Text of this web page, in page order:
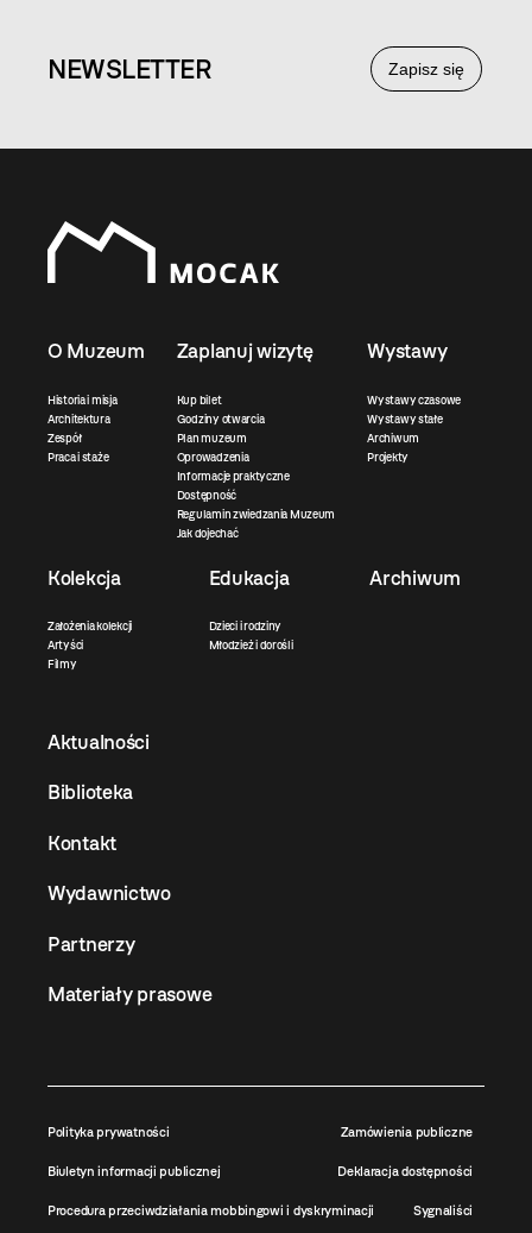
Zapisz się
NEWSLETTER
O Muzeum
Historia i misja
Architektura
Zespół
Praca i staże
Zaplanuj wizytę
Kup bilet
Godziny otwarcia
Plan muzeum
Oprowadzenia
Informacje praktyczne
Dostępność
Regulamin zwiedzania Muzeum
Jak dojechać
Wystawy
Wystawy czasowe
Wystawy stałe
Archiwum
Projekty
Kolekcja
Założenia kolekcji
Artyści
Filmy
Edukacja
Dzieci i rodziny
Młodzież i dorośli
Archiwum
Aktualności
Biblioteka
Kontakt
Wydawnictwo
Partnerzy
Materiały prasowe
Polityka prywatności Zamówienia publiczne
Biuletyn informacji publicznej Deklaracja dostępności
Procedura przeciwdziałania mobbingowi i dyskryminacji Sygnaliści